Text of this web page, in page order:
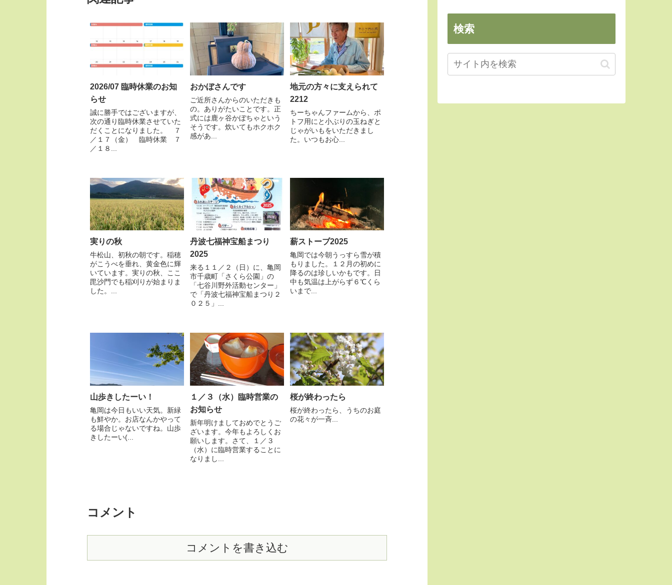
2026/07 臨時休業のお知
らせ
誠に勝手ではございますが、
次の通り臨時休業させていた
だくことになりました。 ７
／１７（金） 臨時休業 ７
／１８...
おかぼさんです
ご近所さんからのいただきも
の。ありがたいことです。正
式には鹿ヶ谷かぼちゃという
そうです。炊いてもホクホク
感があ...
地元の方々に支えられて
2212
ちーちゃんファームから、ポ
トフ用にと小ぶりの玉ねぎと
じゃがいもをいただきまし
た。いつもお心...
実りの秋
牛松山、初秋の朝です。稲穂
がこうべを垂れ、黄金色に輝
いています。実りの秋、ここ
毘沙門でも稲刈りが始まりま
した。...
丹波七福神宝船まつり
2025
来る１１／２（日）に、亀岡
市千歳町「さくら公園」の
「七谷川野外活動センター」
で「丹波七福神宝船まつり２
０２５」...
薪ストーブ2025
亀岡では今朝うっすら雪が積
もりました。１２月の初めに
降るのは珍しいかもです。日
中も気温は上がらず６℃くら
いまで...
山歩きしたーい！
亀岡は今日もいい天気。新緑
も鮮やか。お店なんかやって
る場合じゃないですね。山歩
きしたーい(...
１／３（水）臨時営業の
お知らせ
新年明けましておめでとうご
ざいます。今年もよろしくお
願いします。さて、１／３
（水）に臨時営業することに
なりまし...
桜が終わったら
桜が終わったら、うちのお庭
の花々が一斉...
コメント
コメントを書き込む
検索